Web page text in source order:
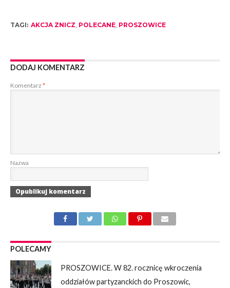
TAGI: AKCJA ZNICZ POLECANE, PROSZOWICE
DODAJ KOMENTARZ
Komentarz *
Nazwa
POLECAMY
PROSZOWICE. W 82. rocznicę wkroczenia
oddziałów partyzanckich do Proszowic,